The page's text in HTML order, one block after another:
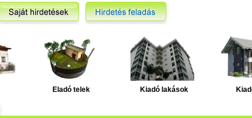
Eladó telek Kiadó lakások